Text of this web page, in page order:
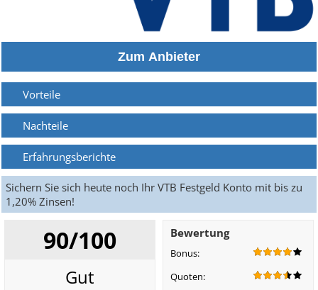
Vorteile
Nachteile
Erfahrungsberichte
Sichern Sie sich heute noch Ihr VTB Festgeld Konto mit bis zu
1,20% Zinsen!
90/100
Gut
Bewertung
Bonus:
Quoten: